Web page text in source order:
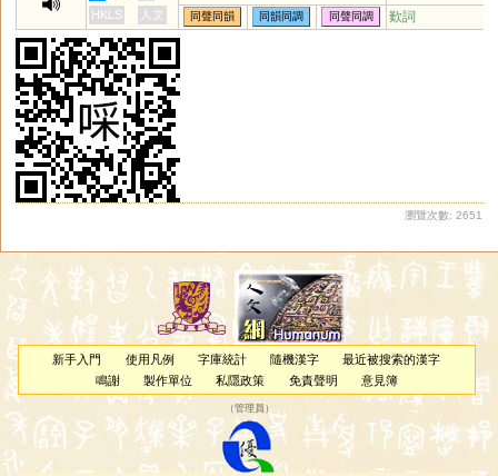
HKLS
人文 同聲同韻 同韻同調 同聲同調 歎詞
瀏覽次數: 2651
新手入門 使用凡例 字庫統計 隨機漢字
最近被搜索的漢字
鳴謝
製作單位 私隱政策 免責聲明 意見簿
（管理員 ）